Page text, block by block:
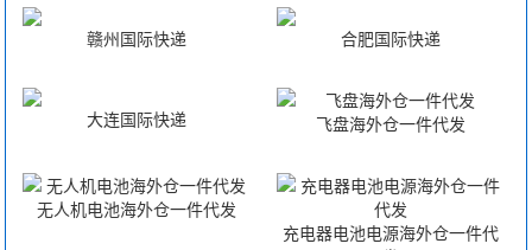
您可以登录我们官方网站 详细了解。
赣州国际快递 合肥国际快递
大连国际快递 飞盘海外仓一件代发
无人机电池海外仓一件代发
充电器电池电源海外仓一件代